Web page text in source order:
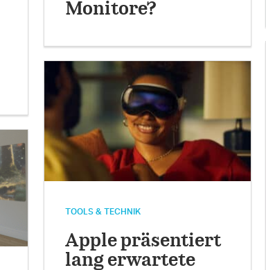
Monitore?
TOOLS & TECHNIK
Apple präsentiert
lang erwartete